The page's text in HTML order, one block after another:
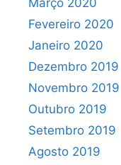
Março 2020
Fevereiro 2020
Janeiro 2020
Dezembro 2019
Novembro 2019
Outubro 2019
Setembro 2019
Agosto 2019